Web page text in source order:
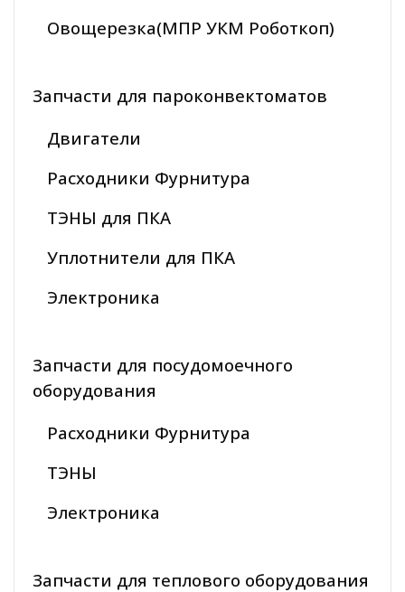
Овощерезка(МПР УКМ Роботкоп)
Запчасти для пароконвектоматов
Двигатели
Расходники Фурнитура
ТЭНЫ для ПКА
Уплотнители для ПКА
Электроника
Запчасти для посудомоечного
оборудования
Расходники Фурнитура
ТЭНЫ
Электроника
Запчасти для теплового оборудования